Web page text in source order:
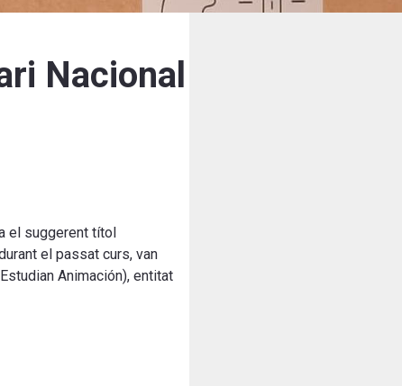
Nacional
el suggerent títol
el passat curs, van
Animación), entitat